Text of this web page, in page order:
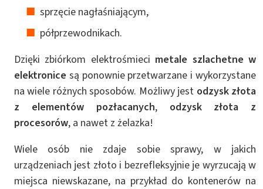
sprzęcie nagłaśniającym,
półprzewodnikach.
Dzięki zbiórkom elektrośmieci metale szlachetne w
elektronice są ponownie przetwarzane i wykorzystane
na wiele różnych sposobów. Możliwy jest odzysk złota
z elementów pozłacanych, odzysk złota z
procesorów, a nawet z żelazka!
Wiele osób nie zdaje sobie sprawy, w jakich
urządzeniach jest złoto i bezrefleksyjnie je wyrzucają w
miejsca niewskazane, na przykład do kontenerów na